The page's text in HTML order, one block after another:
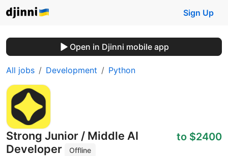
Sign Up
Open in Djinni mobile app
All jobs Development Python
Strong Junior / Middle AI
Developer
Offline
to $2400